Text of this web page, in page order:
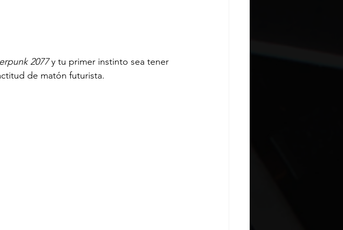
2077 y tu primer instinto sea tener
de matón futurista.